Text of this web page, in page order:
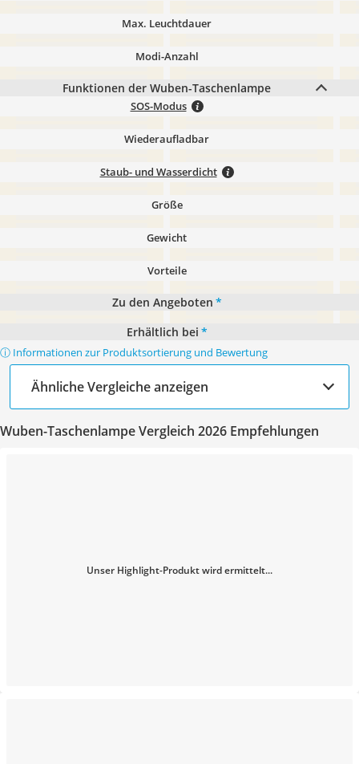
Max. Leuchtdauer
Modi-Anzahl
Funktionen der Wuben-Taschenlampe
SOS-Modus
Wiederaufladbar
Staub- und Wasserdicht
Größe
Gewicht
Vorteile
Zu den Angeboten *
Erhältlich bei *
ⓘ Informationen zur Produktsortierung und Bewertung
Ähnliche Vergleiche anzeigen
Wuben-Taschenlampe Vergleich 2026 Empfehlungen
Unser Highlight-Produkt wird ermittelt...